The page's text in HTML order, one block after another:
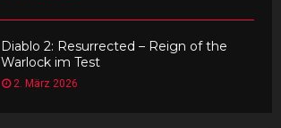
Diablo 2: Resurrected – Reign of the
Warlock im Test
2. März 2026